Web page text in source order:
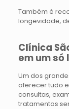
Também é
longevidade,
Clínica
em um só
Um dos
oferecer tudo
consultas,
tratamentos